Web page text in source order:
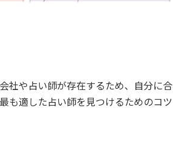
社や占い師が存在するため、自分に合
も適した占い師を見つけるためのコツ